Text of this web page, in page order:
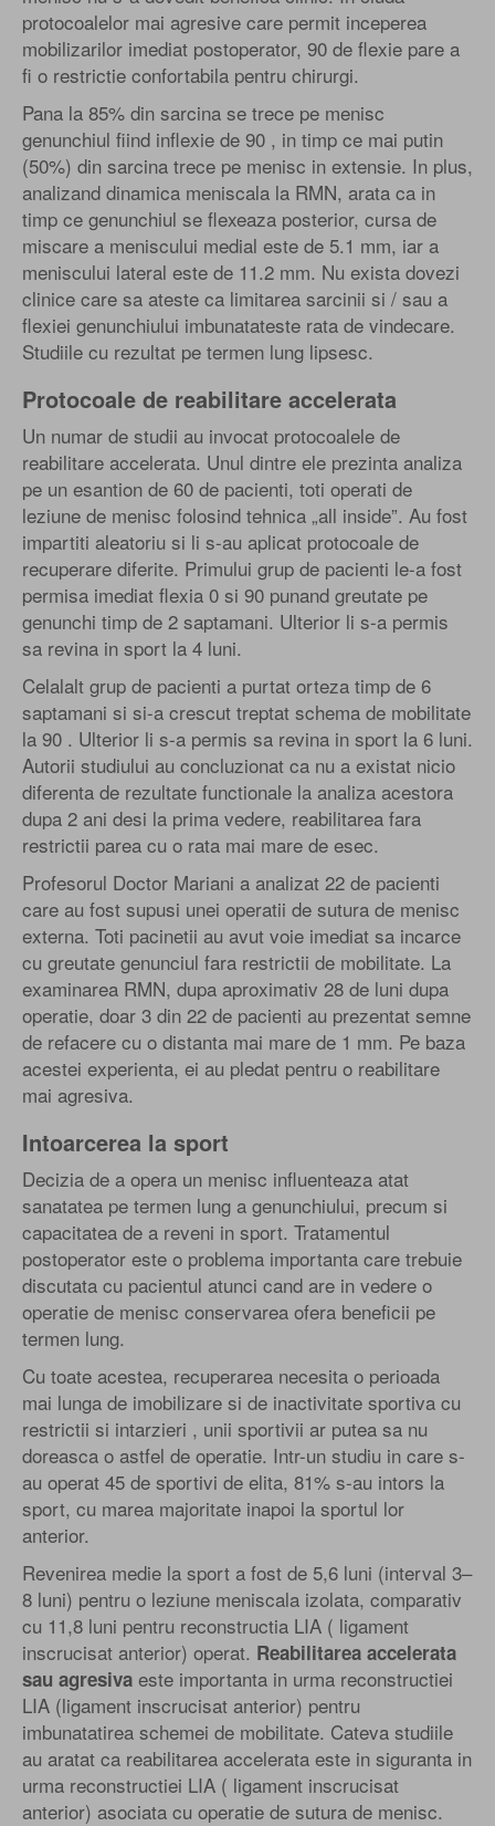
protocoalelor mai agresive care permit inceperea
mobilizarilor imediat postoperator, 90 de flexie pare a
fi o restrictie confortabila pentru chirurgi.
Pana la 85% din sarcina se trece pe menisc
genunchiul fiind inflexie de 90 , in timp ce mai putin
(50%) din sarcina trece pe menisc in extensie. In plus,
analizand dinamica meniscala la RMN, arata ca in
timp ce genunchiul se flexeaza posterior, cursa de
miscare a meniscului medial este de 5.1 mm, iar a
meniscului lateral este de 11.2 mm. Nu exista dovezi
clinice care sa ateste ca limitarea sarcinii si / sau a
flexiei genunchiului imbunatateste rata de vindecare.
Studiile cu rezultat pe termen lung lipsesc.
Protocoale de reabilitare accelerata
Un numar de studii au invocat protocoalele de
reabilitare accelerata. Unul dintre ele prezinta analiza
pe un esantion de 60 de pacienti, toti operati de
leziune de menisc folosind tehnica „all inside”. Au fost
impartiti aleatoriu si li s-au aplicat protocoale de
recuperare diferite. Primului grup de pacienti le-a fost
permisa imediat flexia 0 si 90 punand greutate pe
genunchi timp de 2 saptamani. Ulterior li s-a permis
sa revina in sport la 4 luni.
Celalalt grup de pacienti a purtat orteza timp de 6
saptamani si si-a crescut treptat schema de mobilitate
la 90 . Ulterior li s-a permis sa revina in sport la 6 luni.
Autorii studiului au concluzionat ca nu a existat nicio
diferenta de rezultate functionale la analiza acestora
dupa 2 ani desi la prima vedere, reabilitarea fara
restrictii parea cu o rata mai mare de esec.
Profesorul Doctor Mariani a analizat 22 de pacienti
care au fost supusi unei operatii de sutura de menisc
externa. Toti pacinetii au avut voie imediat sa incarce
cu greutate genunciul fara restrictii de mobilitate. La
examinarea RMN, dupa aproximativ 28 de luni dupa
operatie, doar 3 din 22 de pacienti au prezentat semne
de refacere cu o distanta mai mare de 1 mm. Pe baza
acestei experienta, ei au pledat pentru o reabilitare
mai agresiva.
Intoarcerea la sport
Decizia de a opera un menisc influenteaza atat
sanatatea pe termen lung a genunchiului, precum si
capacitatea de a reveni in sport. Tratamentul
postoperator este o problema importanta care trebuie
discutata cu pacientul atunci cand are in vedere o
operatie de menisc conservarea ofera beneficii pe
termen lung.
Cu toate acestea, recuperarea necesita o perioada
mai lunga de imobilizare si de inactivitate sportiva cu
restrictii si intarzieri , unii sportivii ar putea sa nu
doreasca o astfel de operatie. Intr-un studiu in care s-
au operat 45 de sportivi de elita, 81% s-au intors la
sport, cu marea majoritate inapoi la sportul lor
anterior.
Revenirea medie la sport a fost de 5,6 luni (interval 3–
8 luni) pentru o leziune meniscala izolata, comparativ
cu 11,8 luni pentru reconstructia LIA ( ligament
inscrucisat anterior) operat. Reabilitarea accelerata
sau agresiva este importanta in urma reconstructiei
LIA (ligament inscrucisat anterior) pentru
imbunatatirea schemei de mobilitate. Cateva studiile
au aratat ca reabilitarea accelerata este in siguranta in
urma reconstructiei LIA ( ligament inscrucisat
anterior) asociata cu operatie de sutura de menisc.